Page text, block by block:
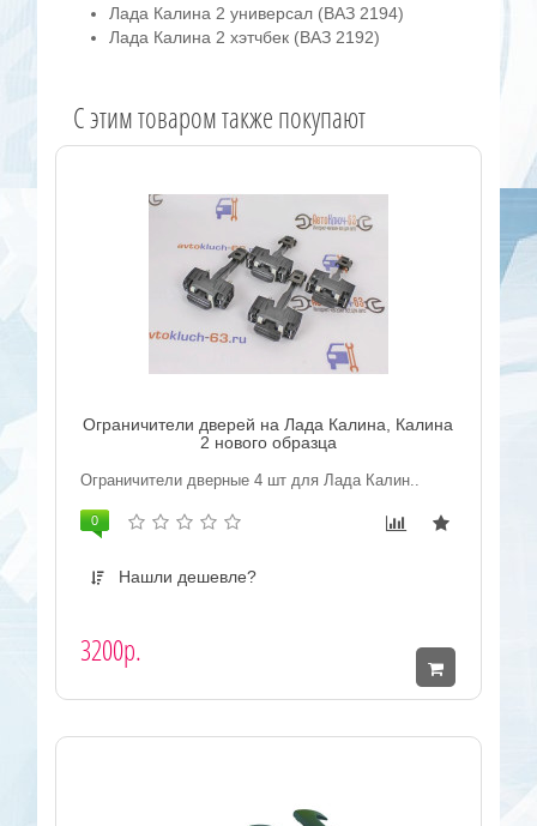
Лада Калина 2 универсал (ВАЗ 2194)
Лада Калина 2 хэтчбек (ВАЗ 2192)
C этим товаром также покупают
Ограничители дверей на Лада Калина, Калина
2 нового образца
Ограничители дверные 4 шт для Лада Калин..
0
Нашли дешевле?
3200р.